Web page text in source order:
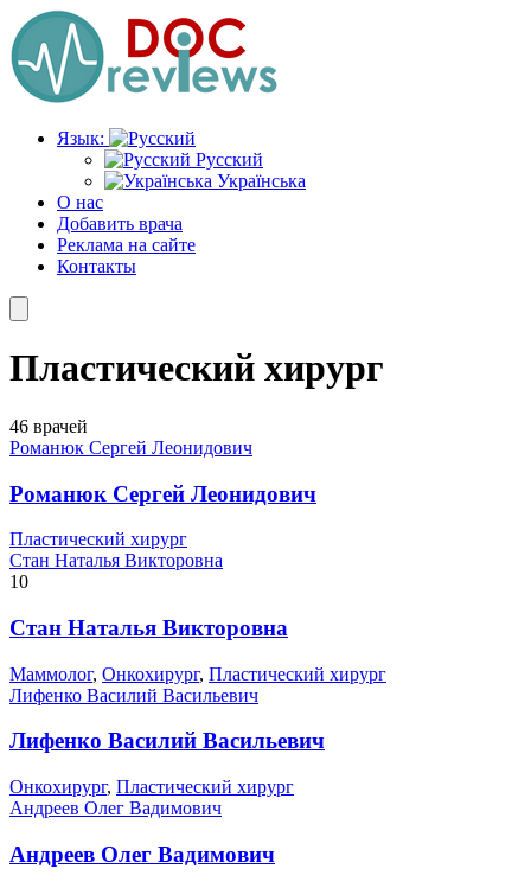
Перейти
к
содержимому
Язык:
Русский
Українська
О нас
Добавить врача
Реклама на сайте
Контакты
Пластический хирург
46 врачей
Романюк Сергей Леонидович
Романюк Сергей Леонидович
Пластический хирург
Стан Наталья Викторовна
10
Стан Наталья Викторовна
Маммолог, Онкохирург, Пластический хирург
Лифенко Василий Васильевич
Лифенко Василий Васильевич
Онкохирург, Пластический хирург
Андреев Олег Вадимович
Андреев Олег Вадимович